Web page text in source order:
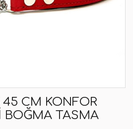
CM KONFOR
BOĞMA TASMA